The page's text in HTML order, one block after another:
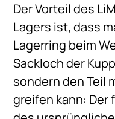
Der Vorteil des
Lagers ist, dass
Lagerring beim
Sackloch der
sondern den Teil
greifen kann: Der